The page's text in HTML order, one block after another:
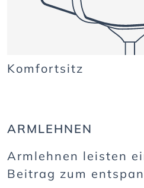
Komfortsitz
ARMLEHNEN
Armlehnen leisten
Beitrag zum